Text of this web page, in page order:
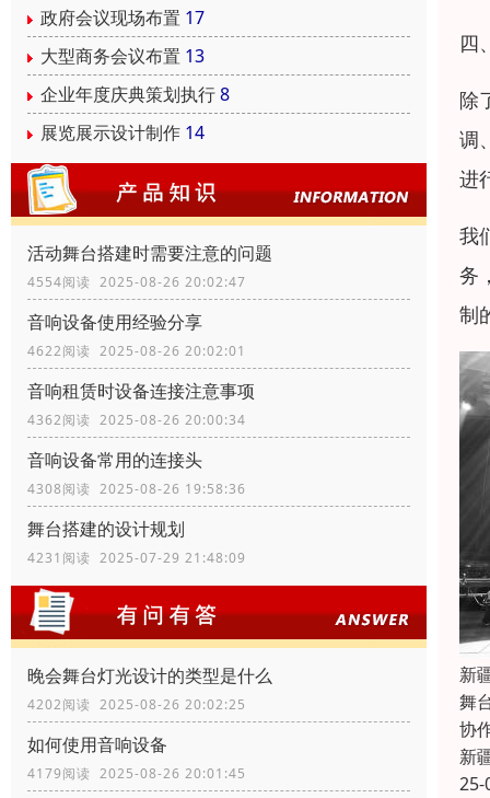
政府会议现场布置 17
大型商务会议布置 13
企业年度庆典策划执行8
展览展示设计制作 14
活动舞台搭建时需要注意的问题
4554阅读 2025-08-26 20:02:47
音响设备使用经验分享
4622阅读 2025-08-26 20:02:01
音响租赁时设备连接注意事项
4362阅读 2025-08-26 20:00:34
音响设备常用的连接头
4308阅读 2025-08-26 19:58:36
舞台搭建的设计规划
4231阅读 2025-07-29 21:48:09
晚会舞台灯光设计的类型是什么
4202阅读 2025-08-26 20:02:25
如何使用音响设备
4179阅读 2025-08-26 20:01:45
四
除
调
进
我
务
制
新
舞
协
新
25-